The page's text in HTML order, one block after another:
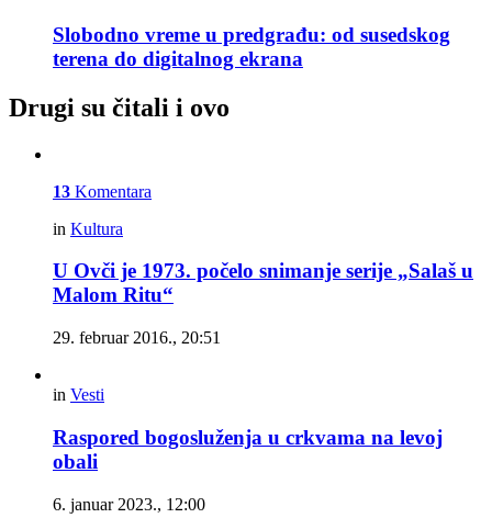
Slobodno vreme u predgrađu: od susedskog
terena do digitalnog ekrana
Drugi su čitali i ovo
13 Komentara
in Kultura
U Ovči je 1973. počelo snimanje serije „Salaš u
Malom Ritu“
29. februar 2016., 20:51
in Vesti
Raspored bogosluženja u crkvama na levoj
obali
6. januar 2023., 12:00